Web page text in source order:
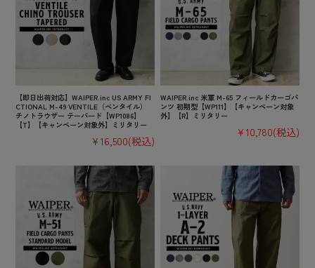
【即日出荷対応】WAIPER.inc US ARMY FI
CTIONAL M-49 VENTILE（ベンタイル）
チノトラウザー テーパード【WP1086】
【T】【キャンペーン対象外】ミリタリー
¥16,500(税込)
WAIPER.inc 米軍 M-65 フィールドカーゴパ
ンツ 初期型【WP111】【キャンペーン対象
外】【R】ミリタリー
¥10,780(税込)